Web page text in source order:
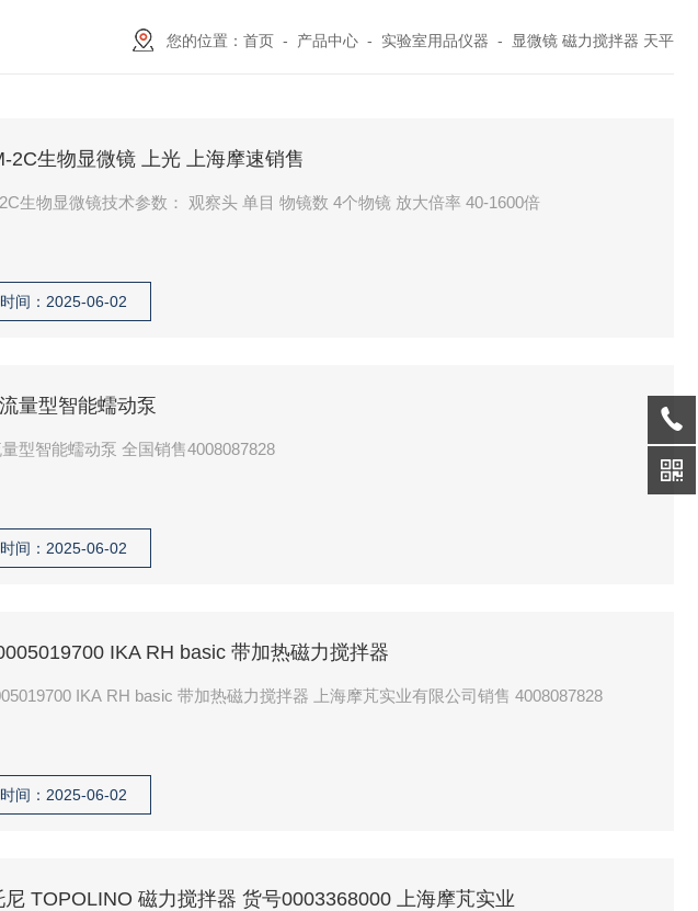
您的位置： 首页 - 产品中心 - 实验室用品仪器 - 显微镜 磁力搅拌器 天平
2C生物显微镜 上光 上海摩速销售
生物显微镜技术参数： 观察头 单目 物镜数 4个物镜 放大倍率 40-1600倍
间：2025-06-02
量型智能蠕动泵
型智能蠕动泵 全国销售4008087828
间：2025-06-02
IKA RH basic 带加热磁力搅拌器
IKA RH basic 带加热磁力搅拌器 上海摩芃实业有限公司销售 4008087828
间：2025-06-02
尼 TOPOLINO 磁力搅拌器 货号0003368000 上海摩芃实业